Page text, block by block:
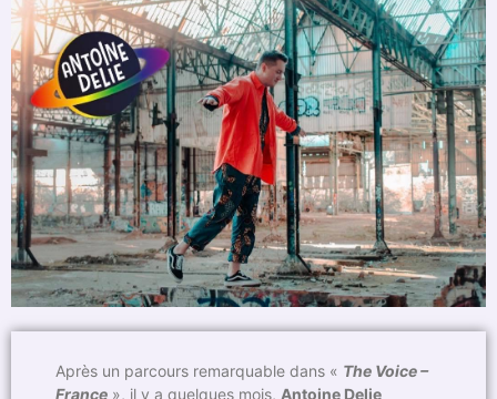
Après un parcours remarquable dans « The Voice –
France », il y a quelques mois, Antoine Delie